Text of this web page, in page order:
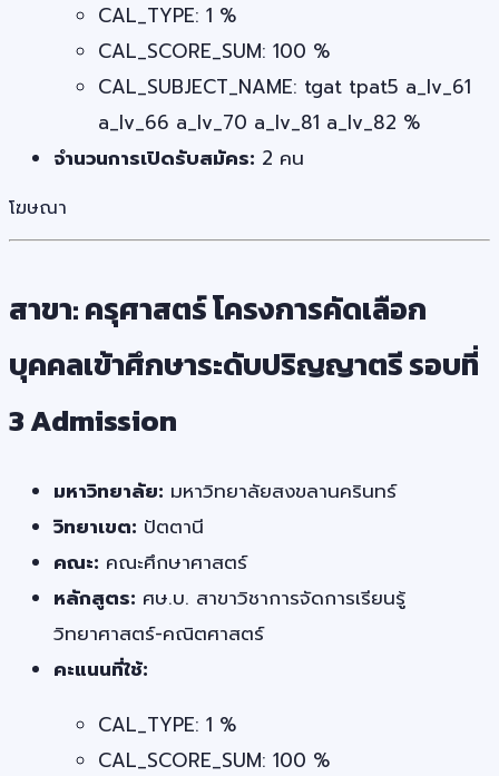
CAL_TYPE: 1 %
CAL_SCORE_SUM: 100 %
CAL_SUBJECT_NAME: tgat tpat5 a_lv_61
a_lv_66 a_lv_70 a_lv_81 a_lv_82 %
จำนวนการเปิดรับสมัคร: 2 คน
โฆษณา
สาขา: ครุศาสตร์ โครงการคัดเลือก
บุคคลเข้าศึกษาระดับปริญญาตรี รอบที่
3 Admission
มหาวิทยาลัย: มหาวิทยาลัยสงขลานครินทร์
วิทยาเขต: ปัตตานี
คณะ: คณะศึกษาศาสตร์
หลักสูตร: ศษ.บ. สาขาวิชาการจัดการเรียนรู้
วิทยาศาสตร์-คณิตศาสตร์
คะแนนที่ใช้:
CAL_TYPE: 1 %
CAL_SCORE_SUM: 100 %